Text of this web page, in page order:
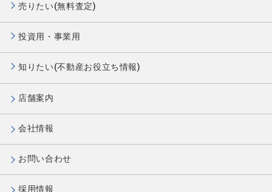
売りたい(無料査定)
投資用・事業用
知りたい(不動産お役立ち情報)
店舗案内
会社情報
お問い合わせ
採用情報